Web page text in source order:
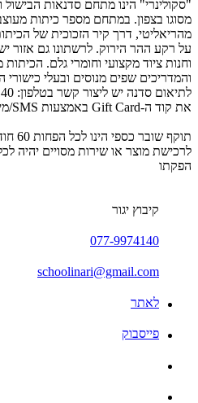
"סקולינרי" הינו מתחם סדנאות
מסוגו בצפון. במתחם מספר כיתות
מהריאליטי, דרך קיר הזכוכית של
על רקע ההר הירוק. לרשתונו גם אזור
וחנות ציוד מקצועי וחומרי גלם. הכיתות
והמדריכים שפים מנוסים ובעלי כישורי
את קוד ה-Gift Card באמצעות SMS/מייל/דף מודפס.
הפקתו
קיבוץ יגור
077-9974140
schoolinari@gmail.com
לאתר
פייסבוק